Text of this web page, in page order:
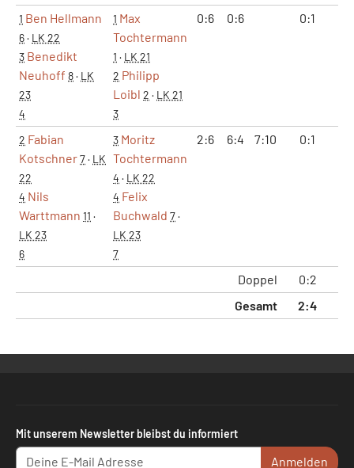
1 Ben Hellmann
6· LK 22
3 Benedikt
Neuhoff 8· LK
23
4
1 Max
Tochtermann
1 · LK 21
2 Philipp
Loibl 2 · LK 21
3
0:6 0:6 0:1
2 Fabian
Kotschner7· LK
22
4 Nils
Warttmann 11 ·
LK 23
6
3 Moritz
Tochtermann
4 · LK 22
4 Felix
Buchwald 7·
LK 23
7
2:6 6:4 7:10 0:1
Doppel 0:2
Gesamt
2:4
Mit unserem Newsletter bleibst du informiert
Anmelden